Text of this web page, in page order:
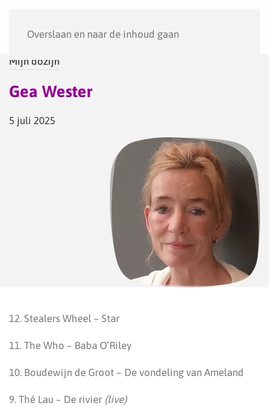
Overslaan en naar de inhoud gaan
Mijn dozijn
Gea Wester
5 juli 2025
12. Stealers Wheel – Star
11. The Who – Baba O’Riley
10. Boudewijn de Groot – De vondeling van Ameland
9. Thé Lau – De rivier (live)